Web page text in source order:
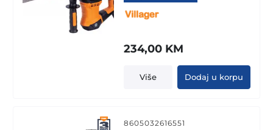
234,00 KM
Više Dodaj u korpu
8605032616551